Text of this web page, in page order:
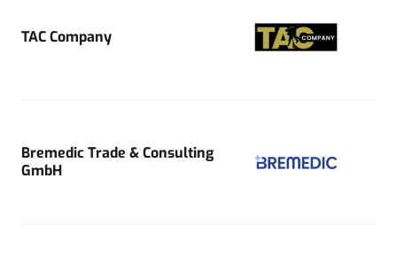
TAC Company
Bremedic Trade & Consulting
GmbH